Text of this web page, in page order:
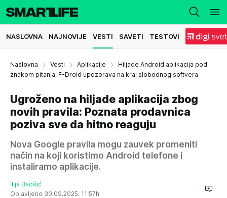
NASLOVNA NAJNOVIJE VESTI SAVETI TESTOVI
Naslovna Vesti Aplikacije
Hiljade Android aplikacija pod
znakom pitanja, F-Droid upozorava na kraj slobodnog softvera
Ugroženo na hiljade aplikacija zbog
novih pravila: Poznata prodavnica
poziva sve da hitno reaguju
Nova Google pravila mogu zauvek promeniti
način na koji koristimo Android telefone i
instaliramo aplikacije.
Ilija Baošić
Objavljeno 30.09.2025. 11:57h